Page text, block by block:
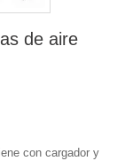
de aire
con cargador y